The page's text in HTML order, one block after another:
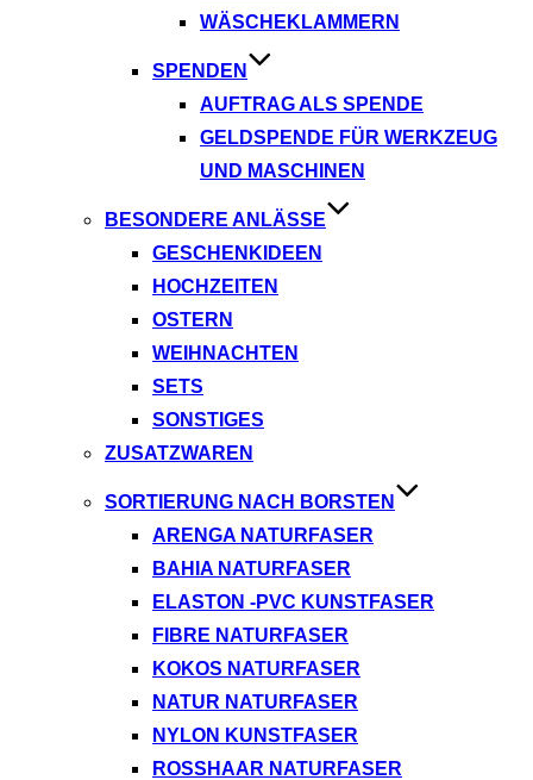
WÄSCHEKLAMMERN
SPENDEN
AUFTRAG ALS SPENDE
GELDSPENDE FÜR WERKZEUG
UND MASCHINEN
BESONDERE ANLÄSSE
GESCHENKIDEEN
HOCHZEITEN
OSTERN
WEIHNACHTEN
SETS
SONSTIGES
ZUSATZWAREN
SORTIERUNG NACH BORSTEN
ARENGA NATURFASER
BAHIA NATURFASER
ELASTON -PVC KUNSTFASER
FIBRE NATURFASER
KOKOS NATURFASER
NATUR NATURFASER
NYLON KUNSTFASER
ROSSHAAR NATURFASER